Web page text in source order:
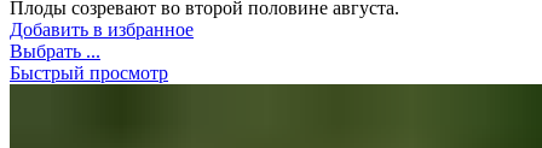
Плоды созревают во второй половине августа.
Добавить в избранное
Выбрать ...
Быстрый просмотр